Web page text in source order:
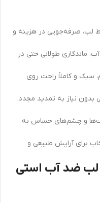
لب، صرفه‌جویی در هزینه و
ماندگاری طولانی حتی در
سبک و کاملاً راحت روی
بدون نیاز به تمدید مجدد،
و چشم‌های حساس به
برای آرایش طبیعی و
لب ضد آب استی